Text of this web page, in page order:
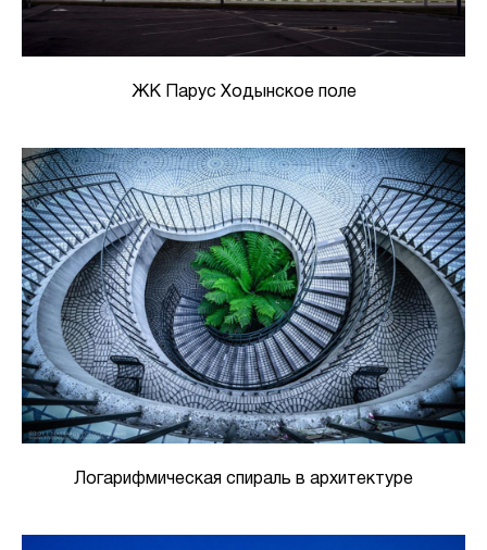
ЖК Парус Ходынское поле
Логарифмическая спираль в архитектуре